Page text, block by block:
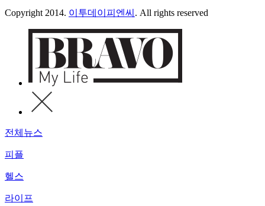
Copyright 2014. 이투데이피엔씨 . All rights reserved
전체뉴스
피플
헬스
라이프